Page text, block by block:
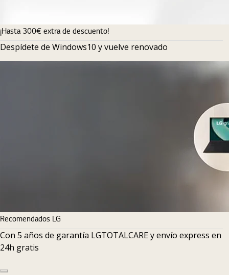
¡Hasta 300€ extra de descuento!
Despídete de Windows10 y vuelve renovado
Recomendados LG
Con 5 años de garantía LGTOTALCARE y envío express en
24h gratis